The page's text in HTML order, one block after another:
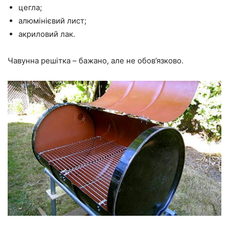
цегла;
алюмінієвий лист;
акриловий лак.
Чавунна решітка – бажано, але не обов’язково.